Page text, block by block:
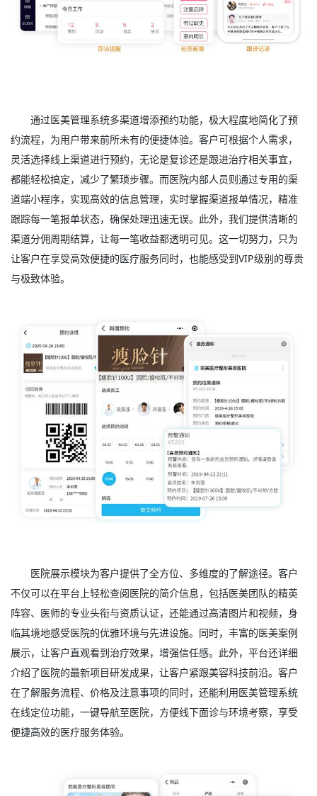
通过医美管理系统多渠道增添预约功能，极大程度地简化了预
约流程，为用户带来前所未有的便捷体验。客户可根据个人需求，
灵活选择线上渠道进行预约，无论是复诊还是跟进治疗相关事宜，
都能轻松搞定，减少了繁琐步骤。而医院内部人员则通过专用的渠
道端小程序，实现高效的信息管理，实时掌握渠道报单情况，精准
跟踪每一笔报单状态，确保处理迅速无误。此外，我们提供清晰的
渠道分佣周期结算，让每一笔收益都透明可见。这一切努力，只为
让客户在享受高效便捷的医疗服务同时，也能感受到VIP级别的尊贵
与极致体验。
医院展示模块为客户提供了全方位、多维度的了解途径。客户
不仅可以在平台上轻松查阅医院的简介信息，包括医美团队的精英
阵容、医师的专业头衔与资质认证，还能通过高清图片和视频，身
临其境地感受医院的优雅环境与先进设施。同时，丰富的医美案例
展示，让客户直观看到治疗效果，增强信任感。此外，平台还详细
介绍了医院的最新项目研发成果，让客户紧跟美容科技前沿。客户
在了解服务流程、价格及注意事项的同时，还能利用医美管理系统
在线定位功能，一键导航至医院，方便线下面诊与环境考察，享受
便捷高效的医疗服务体验。